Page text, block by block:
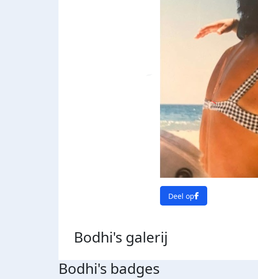
Deel op
Bodhi's galerij
Bodhi's badges